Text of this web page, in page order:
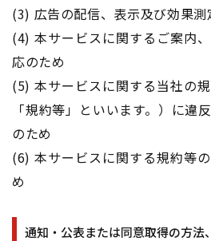
(3) 広告の配信、表示及び効果測
(4) 本サービスに関するご案内
応のため
(5) 本サービスに関する当社の
「規約等」といいます。）に違
のため
(6) 本サービスに関する規約等
め
通知・公表または同意取得の方法